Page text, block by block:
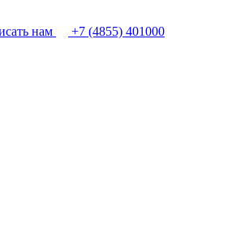
нам
+7 (4855) 401000